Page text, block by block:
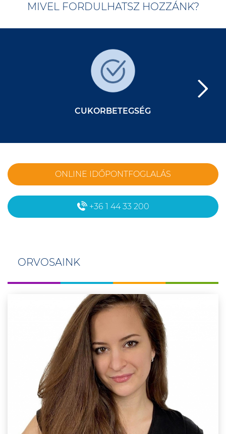
MIVEL FORDULHATSZ HOZZÁNK?
CUKORBETEGSÉG
ONLINE IDŐPONTFOGLALÁS
+36 1 44 33 200
ORVOSAINK